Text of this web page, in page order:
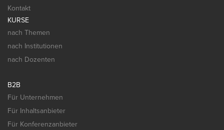
Kontakt
KURSE
nach Themen
nach Institutionen
nach Dozenten
B2B
Für Unternehmen
Für Inhaltsanbieter
Für Konferenzanbieter